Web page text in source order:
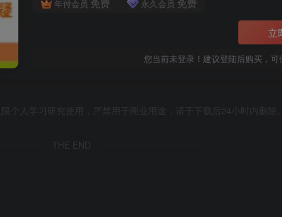
年付会员 永久会员
立
您当前未登录！建议登陆后购买，可
个人学习研究使用，严禁用于商业用途，请于下载后24小时内删除
THE END